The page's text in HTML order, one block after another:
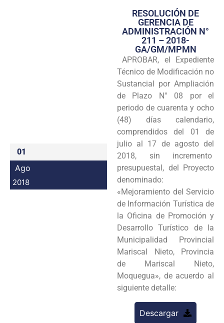
Transparencia
Seguridad
Programas
Intranet
01
Ago
2018
RESOLUCIÓN DE
GERENCIA DE
ADMINISTRACIÓN N°
211 – 2018-
GA/GM/MPMN
APROBAR, el Expediente
Técnico de Modificación no
Sustancial por Ampliación
de Plazo N° 08 por el
periodo de cuarenta y ocho
(48) días calendario,
comprendidos del 01 de
julio al 17 de agosto del
2018, sin incremento
presupuestal, del Proyecto
denominado:
«Mejoramiento del Servicio
de Información Turística de
la Oficina de Promoción y
Desarrollo Turístico de la
Municipalidad Provincial
Mariscal Nieto, Provincia
de Mariscal Nieto,
Moquegua», de acuerdo al
siguiente detalle:
Descargar